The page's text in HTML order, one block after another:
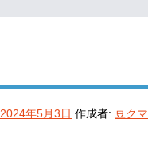
2024年5月3日 作成者: 豆クマ